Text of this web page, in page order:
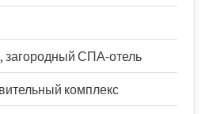
загородный СПА-отель
комплекс